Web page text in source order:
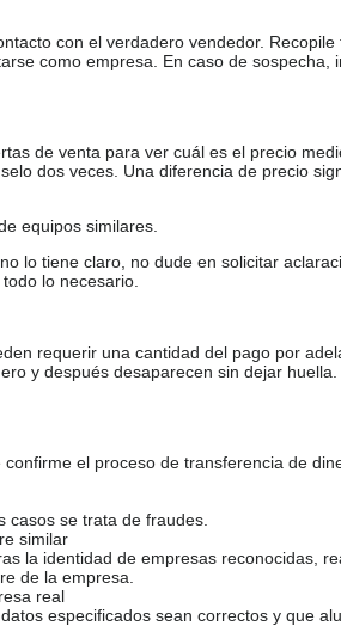
con el verdadero vendedor.
como empresa. En caso de sospecha,
de venta para ver cuál es el precio
dos veces. Una diferencia de precio
equipos similares.
lo tiene claro, no dude en solicitar
lo necesario.
requerir una cantidad del pago por
y después desaparecen sin dejar huella.
el proceso de transferencia de
casos se trata de fraudes.
similar
la identidad de empresas reconocidas,
de la empresa.
real
especificados sean correctos y que